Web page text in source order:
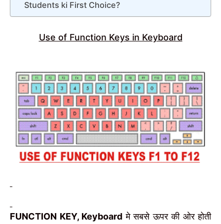
Students ki First Choice?
Use of Function Keys in Keyboard
FUNCTION KEY, Keyboard मे सबसे ऊपर की ओर होती